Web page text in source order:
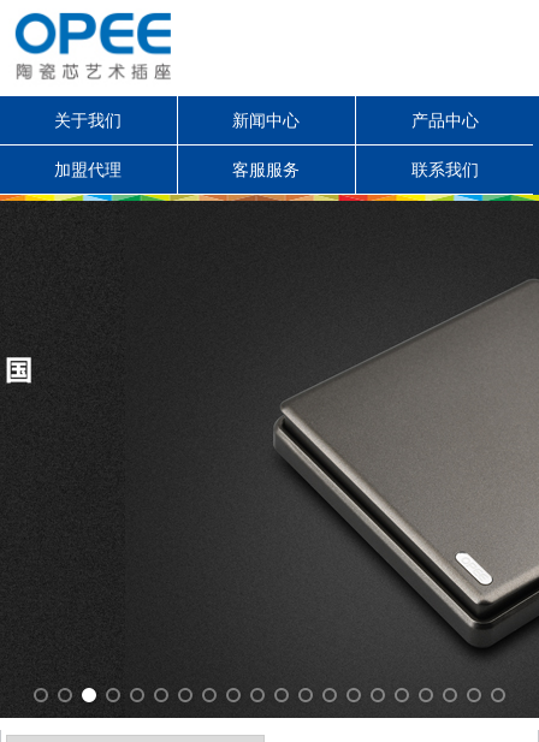
关于我们 新闻中心 产品中心
加盟代理 客服服务 联系我们